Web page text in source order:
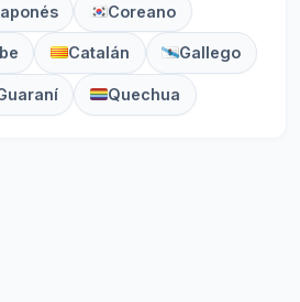
Coreano
Catalán Gallego
Quechua